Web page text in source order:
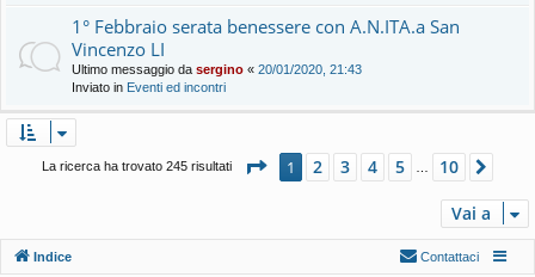
1° Febbraio serata benessere con A.N.ITA.a San
Vincenzo LI
Ultimo messaggio da sergino « 20/01/2020, 21:43
Inviato in Eventi ed incontri
La ricerca ha trovato 245 risultati Pagina di 10
1 2 3 4 5 10
Vai a
Indice Contattaci